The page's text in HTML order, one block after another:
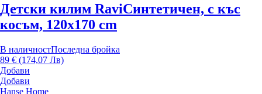
Детски килим RaviСинтетичен, с къс
косъм, 120x170 cm
В наличностПоследна бройка
89 € (174,07 Лв)
Добави
Добави
Hanse Home